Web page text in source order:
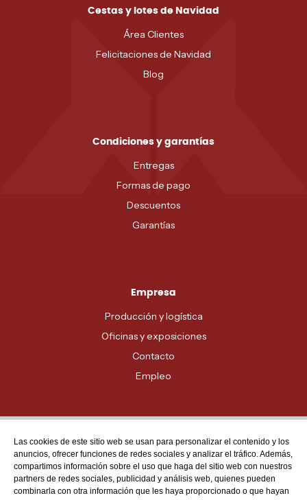
Cestas y lotes de Navidad
Área Clientes
Felicitaciones de Navidad
Blog
Condiciones y garantías
Entregas
Formas de pago
Descuentos
Garantías
Empresa
Producción y logística
Oficinas y exposiciones
Contacto
Empleo
Atención al cliente
MADRID - 91 678 70 70
BARCELONA - 93 635 28 28
Las cookies de este sitio web se usan para personalizar el contenido y los
anuncios, ofrecer funciones de redes sociales y analizar el tráfico. Además,
compartimos información sobre el uso que haga del sitio web con nuestros
partners de redes sociales, publicidad y análisis web, quienes pueden
combinarla con otra información que les haya proporcionado o que hayan